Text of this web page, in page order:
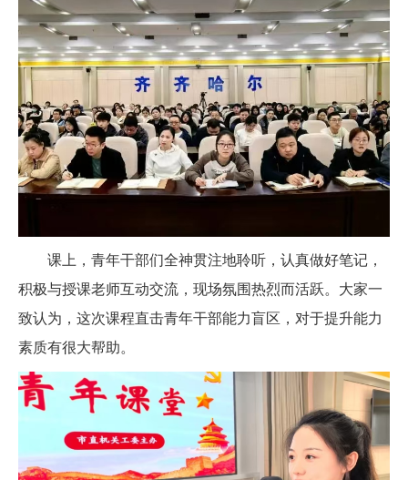
课上，青年干部们全神贯注地聆听，认真做好笔记，
积极与授课老师互动交流，现场氛围热烈而活跃。大家一
致认为，这次课程直击青年干部能力盲区，对于提升能力
素质有很大帮助。